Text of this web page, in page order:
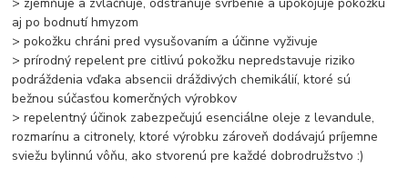
> zjemňuje a zvláčňuje, odstraňuje svrbenie a upokojuje pokožku
aj po bodnutí hmyzom
> pokožku chráni pred vysušovaním a účinne vyživuje
> prírodný repelent pre citlivú pokožku nepredstavuje riziko
podráždenia vďaka absencii dráždivých chemikálií, ktoré sú
bežnou súčasťou komerčných výrobkov
> repelentný účinok zabezpečujú esenciálne oleje z levandule,
rozmarínu a citronely, ktoré výrobku zároveň dodávajú príjemne
sviežu bylinnú vôňu, ako stvorenú pre každé dobrodružstvo :)